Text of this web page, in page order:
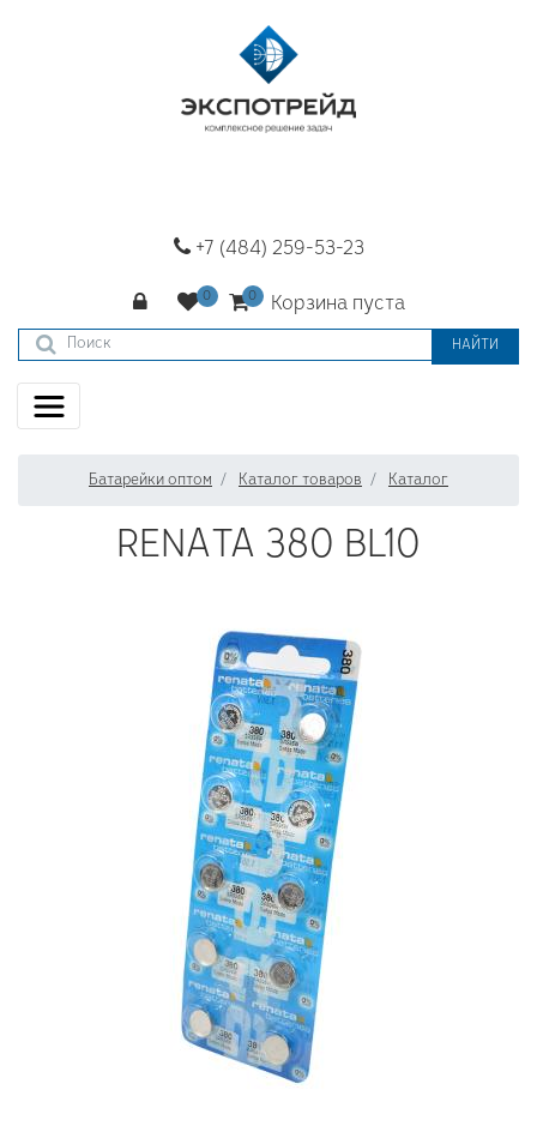
+7 (484) 259-53-23
Корзина пуста
НАЙТИ
Батарейки оптом Каталог товаров Каталог
RENATA 380 BL10